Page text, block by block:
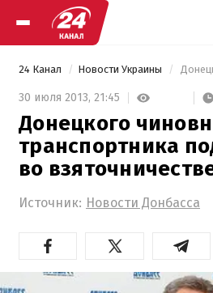
24 Канал Новости Украины
30 июля 2013, 21:45
Донецкого
транспортника
во
Источник: Новости Донбасса